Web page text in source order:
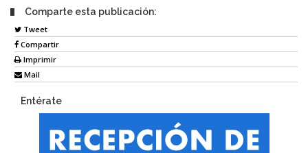
Comparte esta publicación:
Tweet
Compartir
Imprimir
Mail
Entérate